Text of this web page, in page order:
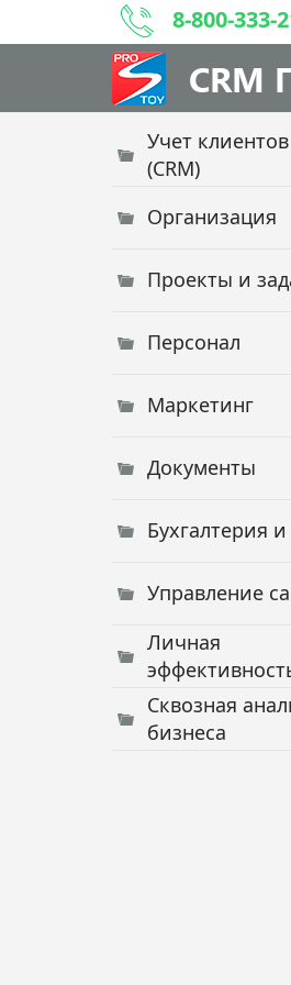
8-800-333-
CRM
Учет клиентов
(CRM)
Организация
Проекты и
Персонал
Маркетинг
Документы
Бухгалтерия
Управление
Личная
Сквозная
бизнеса